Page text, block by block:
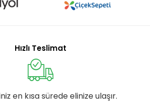
Hızlı Teslimat
en kısa sürede elinize ulaşır.